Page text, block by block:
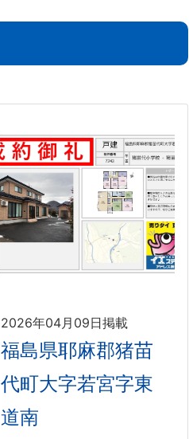
2026年04月09日掲載
福島県耶麻郡猪苗
代町大字若宮字東
道南